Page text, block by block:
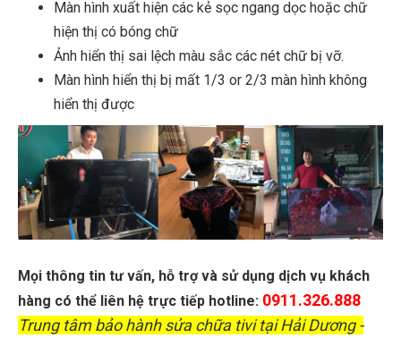
Màn hình xuất hiện các kẻ sọc ngang dọc hoặc chữ
hiện thị có bóng chữ
Ảnh hiển thị sai lệch màu sắc các nét chữ bị vỡ.
Màn hình hiển thị bị mất 1/3 or 2/3 màn hình không
hiển thị được
Mọi thông tin tư vấn, hỗ trợ và sử dụng dịch vụ khách
hàng có thể liên hệ trực tiếp hotline: 0911.326.888
Trung tâm bảo hành sửa chữa tivi tại Hải Dương -